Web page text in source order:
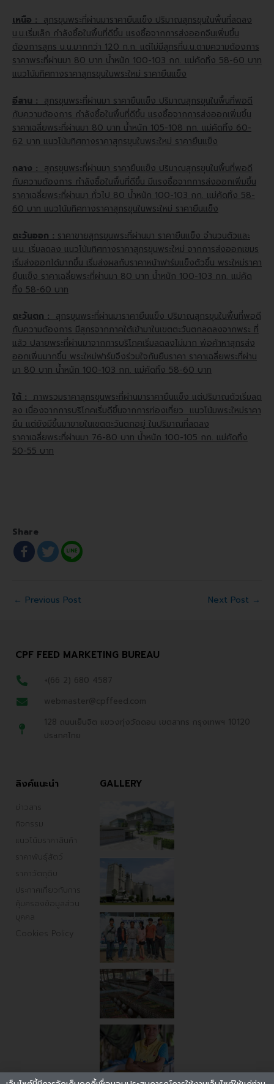
เหนือ : สุกรขุนพระที่ผ่านมาราคายืนแข็ง ปริมาณสุกรขุนในพื้นที่ลดลง
น.น.เริ่มเล็ก กำลังซื้อในพื้นที่ดีขึ้น แรงซื้อจากการส่งออกจีนเพิ่มขึ้น
ต้องการสุกร น.น.มากกว่า 120 ก.ก. แต่ไม่มีสุกรที่น.น.ตามความต้องการ
ราคาพระที่ผ่านมา 80 บาท น้ำหนัก 100-103 กก. แม่คัดทิ้ง 58-60 บาท
แนวโน้มทิศทางราคาสุกรขุนในพระใหม่ ราคายืนแข็ง
อีสาน : สุกรขุนพระที่ผ่านมา ราคายืนแข็ง ปริมาณสุกรขุนในพื้นที่พอดี
กับความต้องการ กำลังซื้อในพื้นที่ดีขึ้น แรงซื้อจากการส่งออกเพิ่มขึ้น
ราคาเฉลี่ยพระที่ผ่านมา 80 บาท น้ำหนัก 105-108 กก. แม่คัดทิ้ง 60-
62 บาท แนวโน้มทิศทางราคาสุกรขุนในพระใหม่ ราคายืนแข็ง
กลาง : สุกรขุนพระที่ผ่านมา ราคายืนแข็ง ปริมาณสุกรขุนในพื้นที่พอดี
กับความต้องการ กำลังซื้อในพื้นที่ดีขึ้น มีแรงซื้อจากการส่งออกเพิ่มขึ้น
ราคาเฉลี่ยพระที่ผ่านมา ทั่วไป 80 น้ำหนัก 100-103 กก. แม่คัดทิ้ง 58-
60 บาท แนวโน้มทิศทางราคาสุกรขุนในพระใหม่ ราคายืนแข็ง
ตะวันออก : ราคาขายสุกรขุนพระที่ผ่านมา ราคายืนแข็ง จำนวนตัวและ
น.น. เริ่มลดลง แนวโน้มทิศทางราคาสุกรขุนพระใหม่ จากการส่งออกเขมร
เริ่มส่งออกได้มากขึ้น เริ่มส่งผลกับราคาหน้าฟาร์มแข็งตัวขึ้น พระใหม่ราคา
ยืนแข็ง ราคาเฉลี่ยพระที่ผ่านมา 80 บาท น้ำหนัก 100-103 กก. แม่คัด
ทิ้ง 58-60 บาท
ตะวันตก :สุกรขุนพระที่ผ่านมาราคายืนแข็ง ปริมาณสุกรขุนในพื้นที่พอดี
กับความต้องการ มีสุกรจากภาคใต้เข้ามาในเขตตะวันตกลดลงจากพระที่
แล้ว ปลายพระที่ผ่านมาจากการบริโภคเริ่มลดลงไม่มาก พ่อค้าหาสุกรส่ง
ออกเพิ่มมากขึ้น พระใหม่ฟาร์มจึงร่วมใจกันยืนราคา ราคาเฉลี่ยพระที่ผ่าน
มา 80 บาท น้ำหนัก 100-103 กก. แม่คัดทิ้ง 58-60 บาท
ใต้ : ภาพรวมราคาสุกรขุนพระที่ผ่านมาราคายืนแข็ง แต่ปริมาณตัวเริ่มลด
ลง เนื่องจากการบริโภคเริ่มดีขึ้นจากการท่องเที่ยว แนวโน้มพระใหม่ราคา
ยืน แต่ยังมีขึ้นมาขายในเขตตะวันตกอยู่ ในปริมาณที่ลดลง
ราคาเฉลี่ยพระที่ผ่านมา 76-80 บาท น้ำหนัก 100-105 กก. แม่คัดทิ้ง
50-55 บาท
Share
← Previous Post Next Post →
CPF FEED MARKETING BUREAU
+(66 2) 680 4587
webmaster@cpffeed.com
128 ถนนเย็นจิต แขวงทุ่งวัดดอน เขตสาทร กรุงเทพฯ 10120
ประเทศไทย
ลิงค์แนะนำ
ข่าวสาร
กิจกรรม
แนวโน้มราคาสินค้า
ราคาพันธ์ุสัตว์
ราคาวัตถุดิบ
ประกาศเกี่ยวกับการ
คุ้มครองข้อมูลส่วน
บุคคล
Cookies Policy
GALLERY